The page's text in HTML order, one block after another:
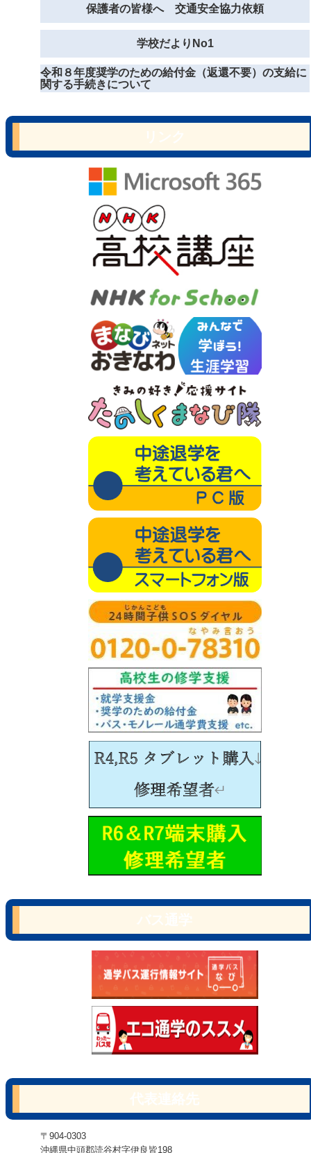
保護者の皆様へ 交通安全協力依頼
学校だよりNo1
令和８年度奨学のための給付金（返還不要）の支給に
関する手続きについて
〒904-0303
沖縄県中頭郡読谷村字伊良皆198